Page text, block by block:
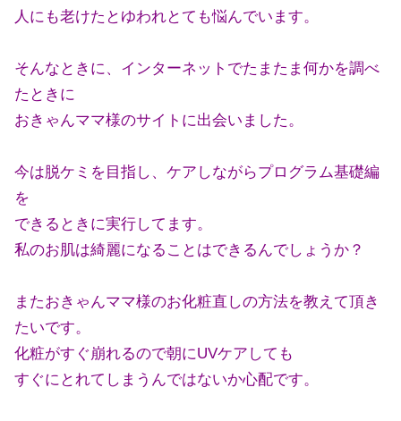
人にも老けたとゆわれとても悩んでいます。
そんなときに、インターネットでたまたま何かを調べ
たときに
おきゃんママ様のサイトに出会いました。
今は脱ケミを目指し、ケアしながらプログラム基礎編
を
できるときに実行してます。
私のお肌は綺麗になることはできるんでしょうか？
またおきゃんママ様のお化粧直しの方法を教えて頂き
たいです。
化粧がすぐ崩れるので朝にUVケアしても
すぐにとれてしまうんではないか心配です。